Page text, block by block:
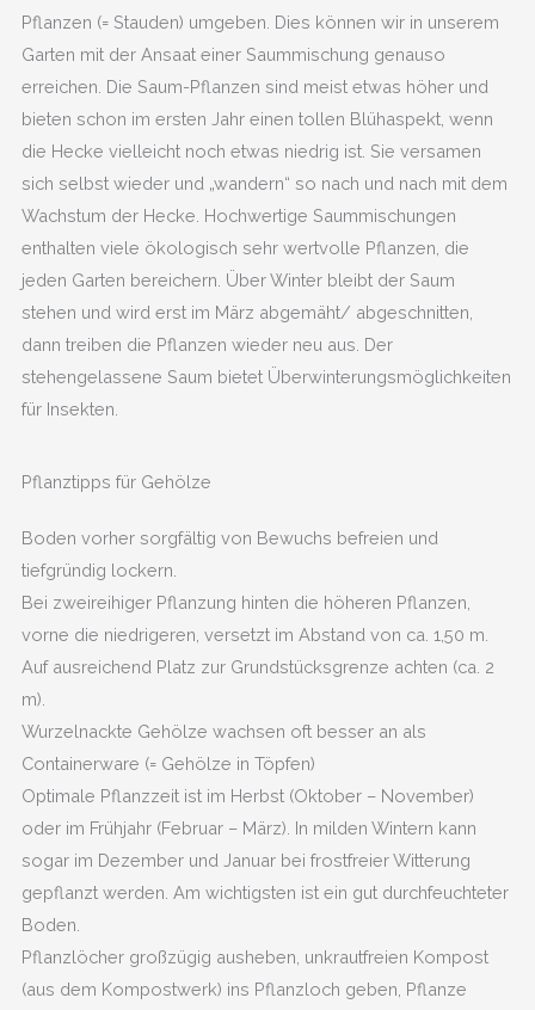
Pflanzen (= Stauden) umgeben. Dies können wir in unserem
Garten mit der Ansaat einer Saummischung genauso
erreichen. Die Saum-Pflanzen sind meist etwas höher und
bieten schon im ersten Jahr einen tollen Blühaspekt, wenn
die Hecke vielleicht noch etwas niedrig ist. Sie versamen
sich selbst wieder und „wandern“ so nach und nach mit dem
Wachstum der Hecke. Hochwertige Saummischungen
enthalten viele ökologisch sehr wertvolle Pflanzen, die
jeden Garten bereichern. Über Winter bleibt der Saum
stehen und wird erst im März abgemäht/ abgeschnitten,
dann treiben die Pflanzen wieder neu aus. Der
stehengelassene Saum bietet Überwinterungsmöglichkeiten
für Insekten.
Pflanztipps für Gehölze
Boden vorher sorgfältig von Bewuchs befreien und
tiefgründig lockern.
Bei zweireihiger Pflanzung hinten die höheren Pflanzen,
vorne die niedrigeren, versetzt im Abstand von ca. 1,50 m.
Auf ausreichend Platz zur Grundstücksgrenze achten (ca. 2
m).
Wurzelnackte Gehölze wachsen oft besser an als
Containerware (= Gehölze in Töpfen)
Optimale Pflanzzeit ist im Herbst (Oktober – November)
oder im Frühjahr (Februar – März). In milden Wintern kann
sogar im Dezember und Januar bei frostfreier Witterung
gepflanzt werden. Am wichtigsten ist ein gut durchfeuchteter
Boden.
Pflanzlöcher großzügig ausheben, unkrautfreien Kompost
(aus dem Kompostwerk) ins Pflanzloch geben, Pflanze